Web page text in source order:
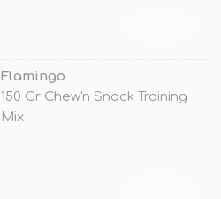
Flamingo
150 Gr Chew'n Snack Training
Mix